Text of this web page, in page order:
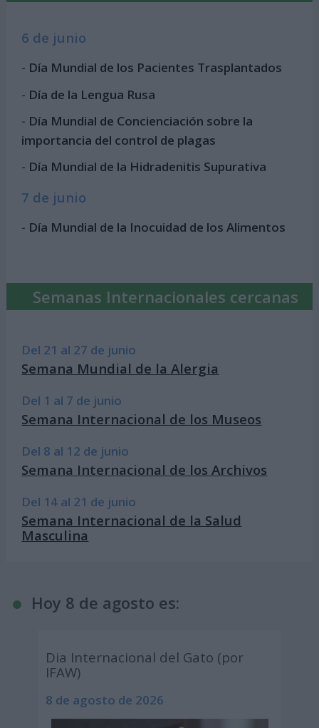
6 de junio
- Día Mundial de los Pacientes Trasplantados
- Día de la Lengua Rusa
- Día Mundial de Concienciación sobre la
importancia del control de plagas
- Día Mundial de la Hidradenitis Supurativa
7 de junio
- Día Mundial de la Inocuidad de los Alimentos
Semanas Internacionales cercanas
Del 21 al 27 de junio
Semana Mundial de la Alergia
Del 1 al 7 de junio
Semana Internacional de los Museos
Del 8 al 12 de junio
Semana Internacional de los Archivos
Del 14 al 21 de junio
Semana Internacional de la Salud
Masculina
Hoy 8 de agosto es:
Dia Internacional del Gato (por
IFAW)
8 de agosto de 2026